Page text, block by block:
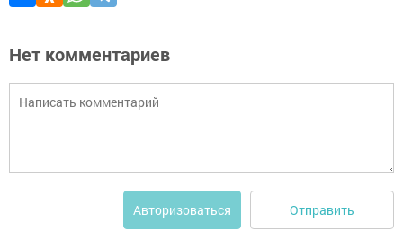
Нет комментариев
Авторизоваться Отправить